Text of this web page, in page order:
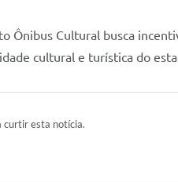
Cultural busca
cultural e turística do
curtir esta notícia.